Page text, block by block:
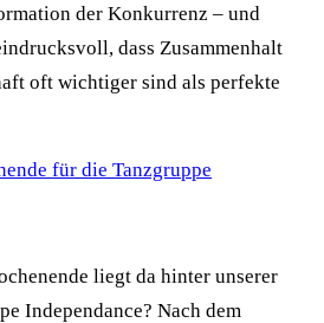
der Konkurrenz – und
dass Zusammenhalt
oft wichtiger sind als perfekte
für die Tanzgruppe
liegt da hinter unserer
Independance? Nach dem